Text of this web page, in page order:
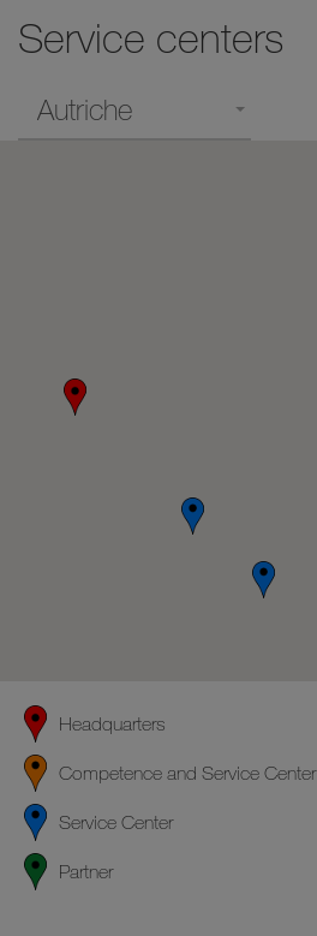
Service centers
Headquarters
Competence and Service Center
Service Center
Partner